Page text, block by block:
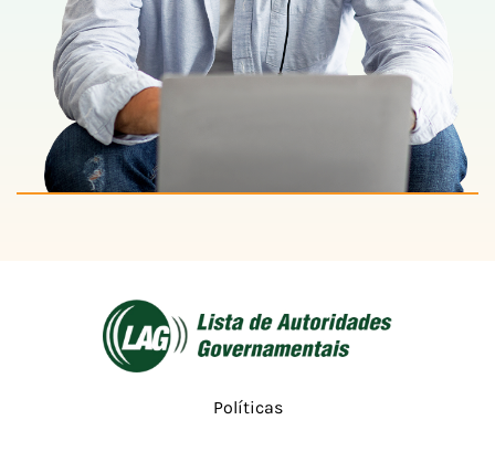
Políticas